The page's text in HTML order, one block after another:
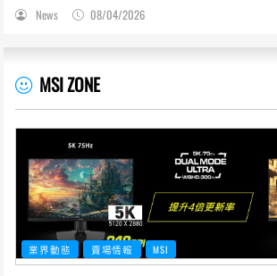
News 08/04/2026
MSI ZONE
業界動態 賣場情報 MSI